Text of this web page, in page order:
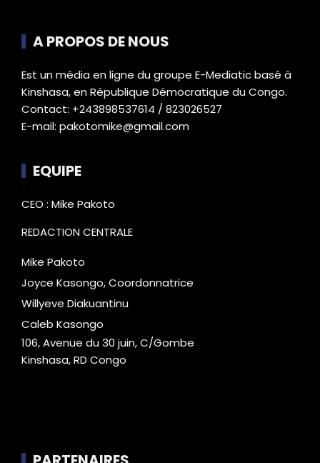
A PROPOS DE NOUS
Est un média en ligne du groupe E-Mediatic basé à
Kinshasa, en République Démocratique du Congo.
Contact: +243898537614 / 823026527
E-mail: pakotomike@gmail.com
EQUIPE
CEO : Mike Pakoto
REDACTION CENTRALE
Mike Pakoto
Joyce Kasongo, Coordonnatrice
Willyeve Diakuantinu
Caleb Kasongo
106, Avenue du 30 juin, C/Gombe
Kinshasa, RD Congo